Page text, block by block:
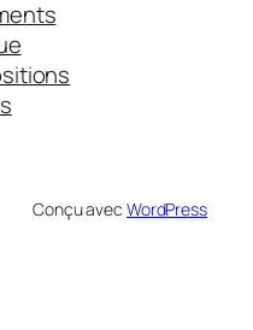
Conçu avec WordPress